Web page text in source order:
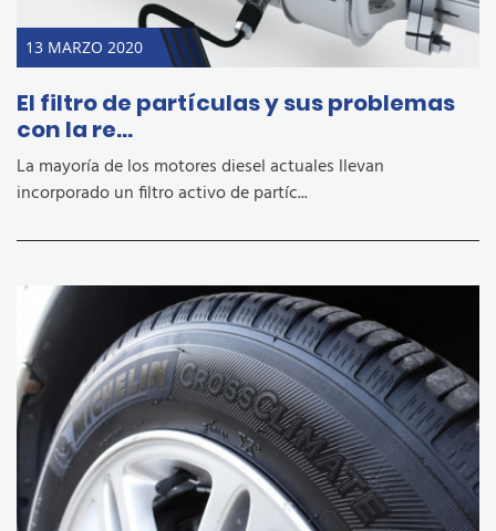
El filtro de partículas y sus problemas
con la re...
13 MARZO 2020
La mayoría de los motores diesel actuales llevan
incorporado un filtro activo de partíc...